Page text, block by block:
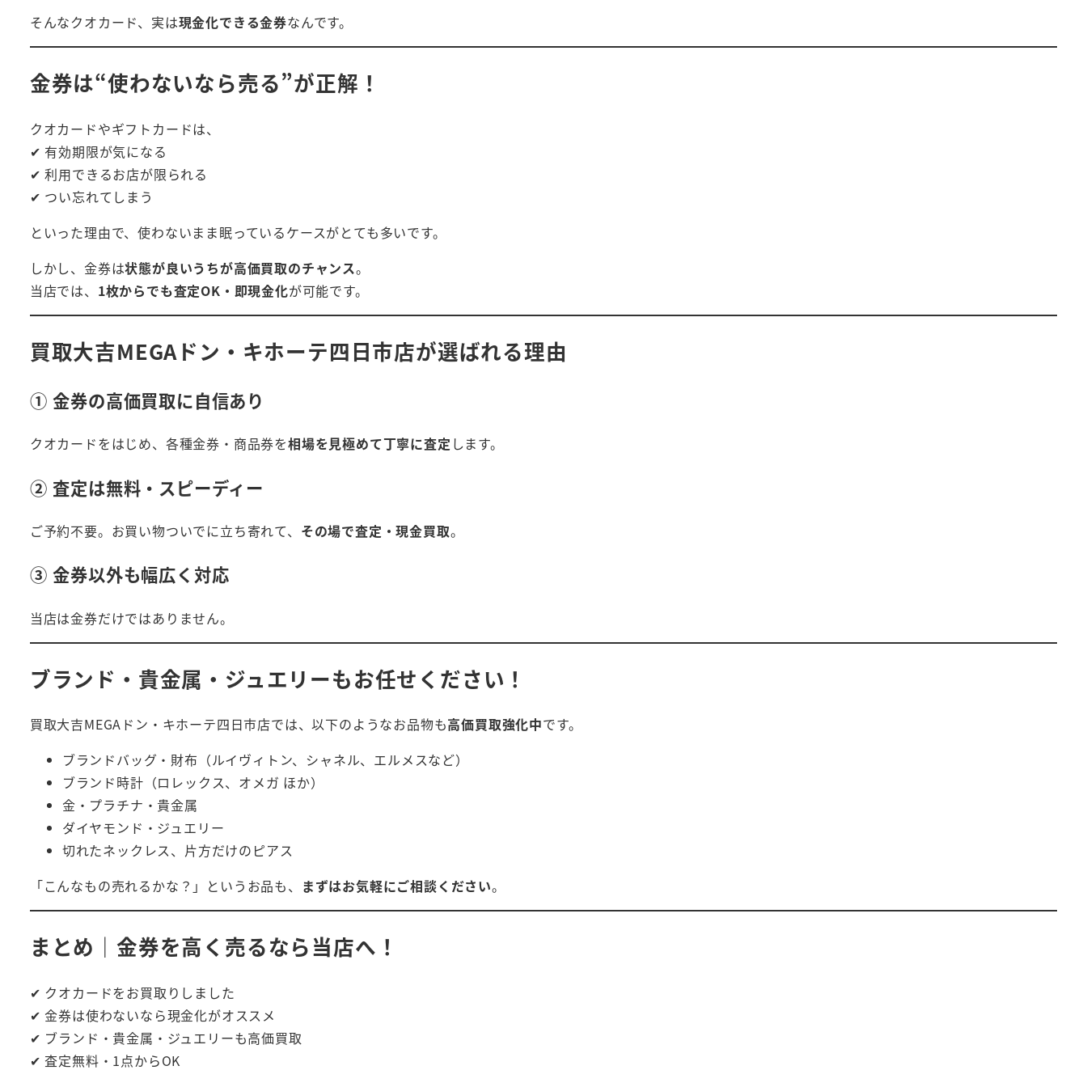
そんなクオカード、実は現金化できる金券なんです。
金券は“使わないなら売る”が正解！
クオカードやギフトカードは、
✔ 有効期限が気になる
✔ 利用できるお店が限られる
✔ つい忘れてしまう
といった理由で、使わないまま眠っているケースがとても多いです。
しかし、金券は状態が良いうちが高価買取のチャンス。
当店では、 1枚からでも査定OK・即現金化が可能です。
買取大吉MEGAドン・キホーテ四日市店が選ばれる理由
① 金券の高価買取に自信あり
クオカードをはじめ、各種金券・商品券を相場を見極めて丁寧に査定 します。
② 査定は無料・スピーディー
ご予約不要。お買い物ついでに立ち寄れて、 その場で査定・現金買取。
③ 金券以外も幅広く対応
当店は金券だけではありません。
ブランド・貴金属・ジュエリーもお任せください！
買取大吉MEGAドン・キホーテ四日市店では、以下のようなお品物も高価買取強化中です。
ブランドバッグ・財布（ルイヴィトン、シャネル、エルメスなど）
ブランド時計（ロレックス、オメガ ほか）
金・プラチナ・貴金属
ダイヤモンド・ジュエリー
切れたネックレス、片方だけのピアス
「こんなもの売れるかな？」というお品も、 まずはお気軽にご相談ください。
まとめ｜金券を高く売るなら当店へ！
✔ クオカードをお買取りしました
✔ 金券は使わないなら現金化がオススメ
✔ ブランド・貴金属・ジュエリーも高価買取
✔ 査定無料・1点からOK